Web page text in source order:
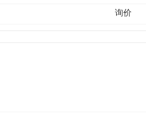
询价